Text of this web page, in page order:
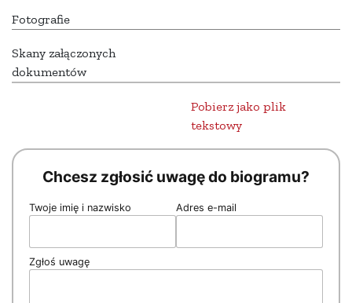
Fotografie
Skany załączonych
dokumentów
Pobierz jako plik
tekstowy
Chcesz zgłosić uwagę do biogramu?
Twoje imię i nazwisko Adres e-mail
Zgłoś uwagę